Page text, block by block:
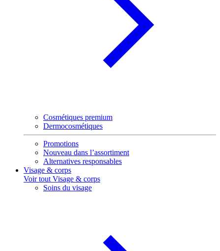
Cosmétiques premium
Dermocosmétiques
Promotions
Nouveau dans l’assortiment
Alternatives responsables
Visage & corps
Voir tout Visage & corps
Soins du visage